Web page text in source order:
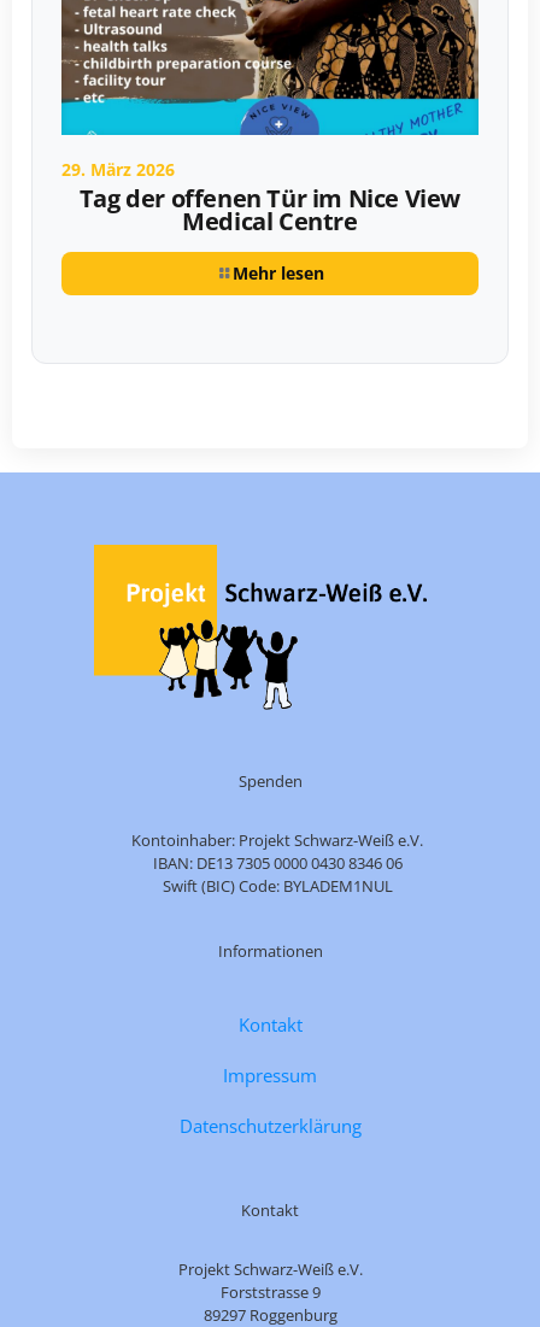
29. März 2026
Tag der offenen Tür im Nice View
Medical Centre
Mehr lesen
Spenden
Kontoinhaber: Projekt Schwarz-Weiß e.V.
IBAN: DE13 7305 0000 0430 8346 06
Swift (BIC) Code: BYLADEM1NUL
Informationen
Kontakt
Impressum
Datenschutzerklärung
Kontakt
Projekt Schwarz-Weiß e.V.
Forststrasse 9
89297 Roggenburg